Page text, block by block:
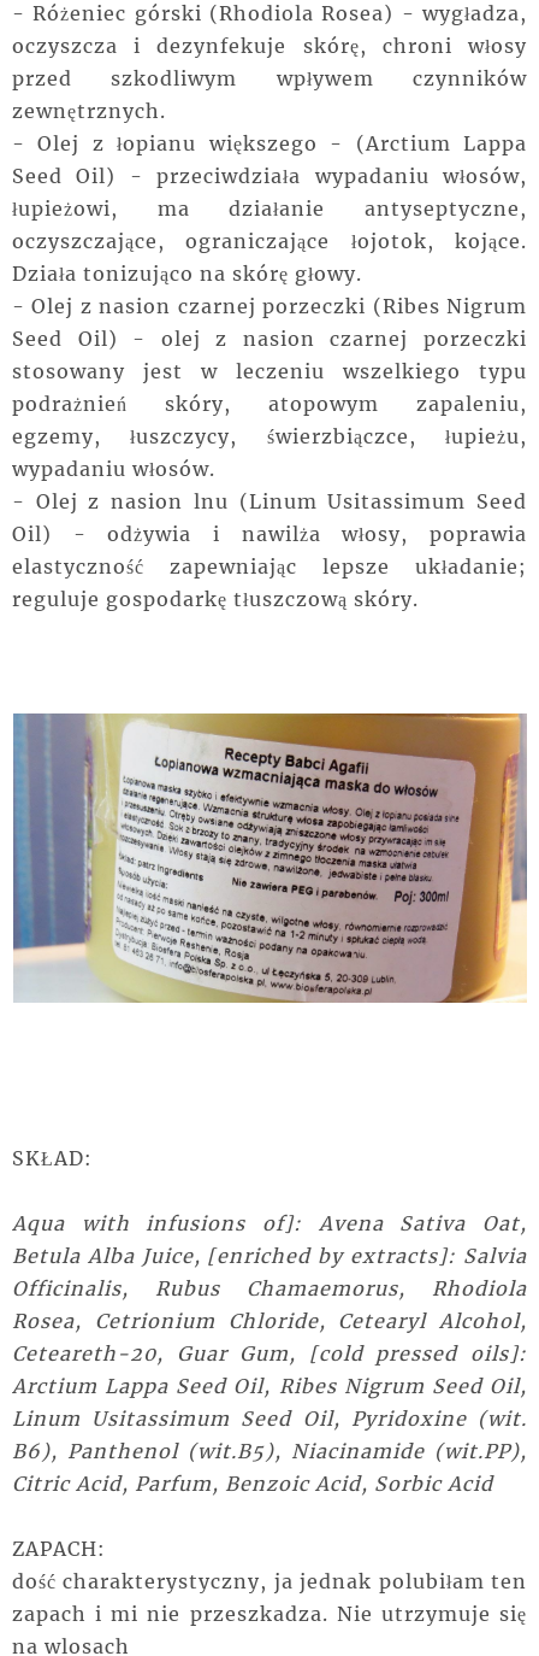
- Różeniec górski (Rhodiola Rosea) - wygładza,
oczyszcza i dezynfekuje skórę, chroni włosy
przed szkodliwym wpływem czynników
zewnętrznych.
- Olej z łopianu większego - (Arctium Lappa
Seed Oil) - przeciwdziała wypadaniu włosów,
łupieżowi, ma działanie antyseptyczne,
oczyszczające, ograniczające łojotok, kojące.
Działa tonizująco na skórę głowy.
- Olej z nasion czarnej porzeczki (Ribes Nigrum
Seed Oil) - olej z nasion czarnej porzeczki
stosowany jest w leczeniu wszelkiego typu
podrażnień skóry, atopowym zapaleniu,
egzemy, łuszczycy, świerzbiączce, łupieżu,
wypadaniu włosów.
- Olej z nasion lnu (Linum Usitassimum Seed
Oil) - odżywia i nawilża włosy, poprawia
elastyczność zapewniając lepsze układanie;
reguluje gospodarkę tłuszczową skóry.
SKŁAD:
Aqua with infusions of]: Avena Sativa Oat,
Betula Alba Juice, [enriched by extracts]: Salvia
Officinalis, Rubus Chamaemorus, Rhodiola
Rosea, Cetrionium Chloride, Cetearyl Alcohol,
Ceteareth-20, Guar Gum, [cold pressed oils]:
Arctium Lappa Seed Oil, Ribes Nigrum Seed Oil,
Linum Usitassimum Seed Oil, Pyridoxine (wit.
B6), Panthenol (wit.B5), Niacinamide (wit.PP),
Citric Acid, Parfum, Benzoic Acid, Sorbic Acid
ZAPACH:
dość charakterystyczny, ja jednak polubiłam ten
zapach i mi nie przeszkadza. Nie utrzymuje się
na wlosach